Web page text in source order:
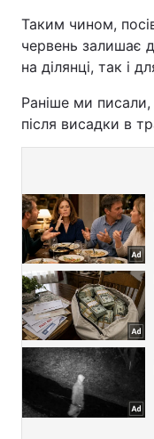
Таким чином,
червень залишає
на ділянці, так і
Раніше ми писали,
після висадки в